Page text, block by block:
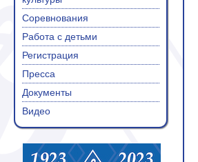
Соревнования
Работа с детьми
Регистрация
Пресса
Документы
Видео